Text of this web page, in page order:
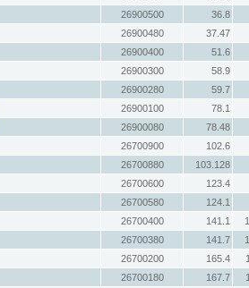
26900500
36.8
26900480
37.47
26900400
51.6
26900300
58.9
26900280
59.7
26900100
78.1
26900080
78.48
26700900
102.6
26700880
103.128
26700600
123.4
26700580
124.1
26700400 141.1
26700380 141.7
26700200 165.4
26700180 167.7